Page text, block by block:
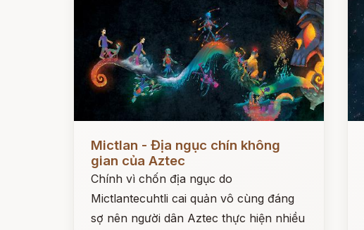
Mictlan - Địa ngục chín không
gian của Aztec
Chính vì chốn địa ngục do
Mictlantecuhtli cai quản vô cùng đáng
sợ nên người dân Aztec thực hiện nhiều